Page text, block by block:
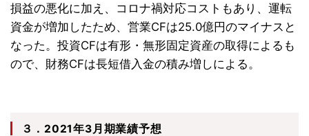
損益の悪化に加え、コロナ禍対応コストもあり、運転
資金が増加したため、営業CFは25.0億円のマイナスと
なった。投資CFは有形・無形固定資産の取得によるも
ので、財務CFは長短借入金の積み増しによる。
３．2021年3月期業績予想